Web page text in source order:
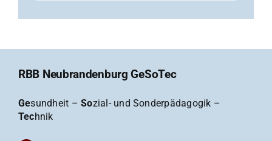
RBB Neubrandenburg GeSoTec
Gesundheit –Sozial- und Sonderpädagogik –
Technik